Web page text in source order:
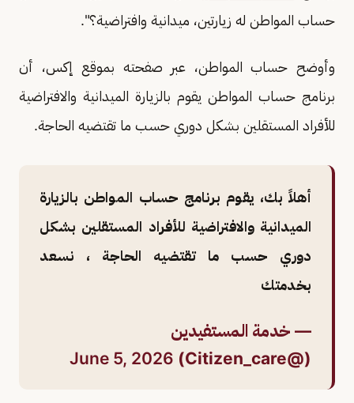
حساب المواطن له زيارتين، ميدانية وافتراضية؟".
وأوضح حساب المواطن، عبر صفحته بموقع إكس، أن
برنامج حساب المواطن يقوم بالزيارة الميدانية والافتراضية
للأفراد المستقلين بشكل دوري حسب ما تقتضيه الحاجة.
أهلاً بك، يقوم برنامج حساب المواطن بالزيارة
الميدانية والافتراضية للأفراد المستقلين بشكل
دوري حسب ما تقتضيه الحاجة ، نسعد
بخدمتك
— خدمة المستفيدين
(@Citizen_care)
June 5, 2026